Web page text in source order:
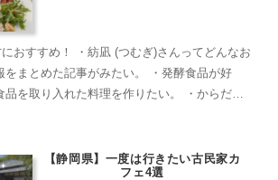
おすすめ！ ・紡凪 (つむぎ)さんってどんなお
【静岡県】一度は行きたい古民家カ
フェ4選